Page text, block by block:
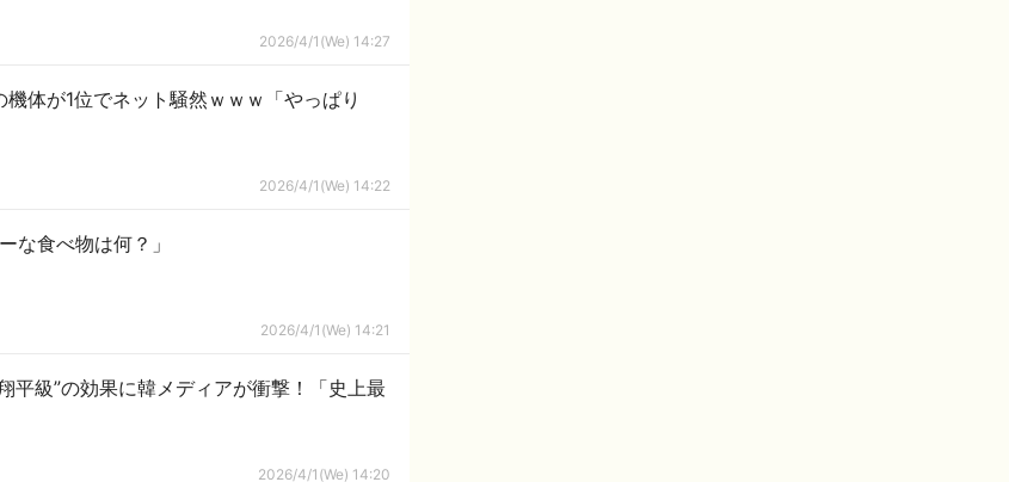
2026/4/1(We) 14:27
体が1位でネット騒然ｗｗｗ「やっぱり
2026/4/1(We) 14:22
な食べ物は何？」
2026/4/1(We) 14:21
平級”の効果に韓メディアが衝撃！「史上最
2026/4/1(We) 14:20